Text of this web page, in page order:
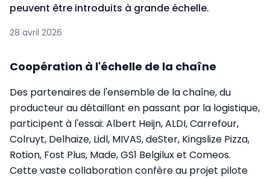
peuvent être introduits à grande échelle.
28 avril 2026
Coopération à l'échelle de la chaîne
Des partenaires de l'ensemble de la chaîne, du
producteur au détaillant en passant par la logistique,
participent à l'essai: Albert Heijn, ALDI, Carrefour,
Colruyt, Delhaize, Lidl, MIVAS, deSter, Kingslize Pizza,
Rotion, Fost Plus, Made, GS1 Belgilux et Comeos.
Cette vaste collaboration confère au projet pilote